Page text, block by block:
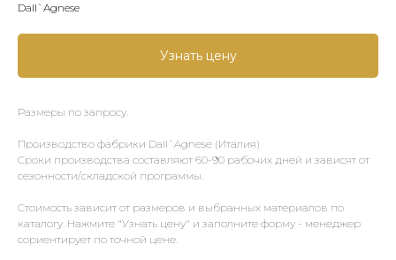
Dall`Agnese
Узнать цену
Размеры по запросу.
Производство фабрики Dall`Agnese (Италия)
Сроки производства составляют 60-90 рабочих дней и зависят от
сезонности/складской программы.
Стоимость зависит от размеров и выбранных материалов по
каталогу. Нажмите "Узнать цену" и заполните форму - менеджер
сориентирует по точной цене.